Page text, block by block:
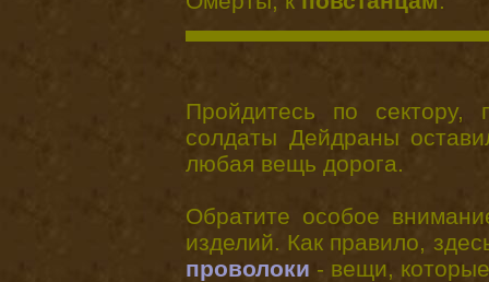
Пройдитесь по
солдаты Дейдраны
любая вещь дорога.
Обратите особое
изделий. Как правило,
проволоки - вещи,